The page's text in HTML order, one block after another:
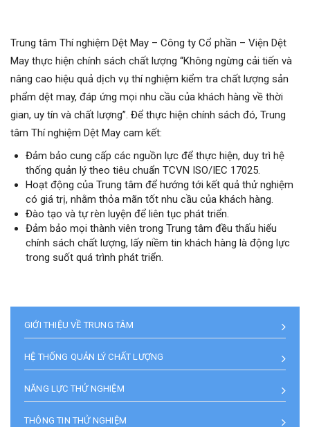
Trung tâm Thí nghiệm Dệt May – Công ty Cổ phần – Viện Dệt
May thực hiện chính sách chất lượng “Không ngừng cải tiến và
nâng cao hiệu quả dịch vụ thí nghiệm kiểm tra chất lượng sản
phẩm dệt may, đáp ứng mọi nhu cầu của khách hàng về thời
gian, uy tín và chất lượng”. Để thực hiện chính sách đó, Trung
tâm Thí nghiệm Dệt May cam kết:
Đảm bảo cung cấp các nguồn lực để thực hiện, duy trì hệ
thống quản lý theo tiêu chuẩn TCVN ISO/IEC 17025.
Hoạt động của Trung tâm để hướng tới kết quả thử nghiệm
có giá trị, nhằm thỏa mãn tốt nhu cầu của khách hàng.
Đào tạo và tự rèn luyện để liên tục phát triển.
Đảm bảo mọi thành viên trong Trung tâm đều thấu hiểu
chính sách chất lượng, lấy niềm tin khách hàng là động lực
trong suốt quá trình phát triển.
GIỚI THIỆU VỀ TRUNG TÂM
HỆ THỐNG QUẢN LÝ CHẤT LƯỢNG
NĂNG LỰC THỬ NGHIỆM
THÔNG TIN THỬ NGHIỆM